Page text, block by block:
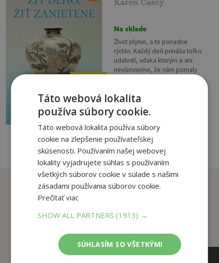
3,95€
Na sklade
Život plynie, a to poriadne
rýchlo. Každý deň prináša toľko
udalostí, vďaka ktorým si ani
nevšimneme, že nám pomaly
pridať do košíka
Zákazníci, ktorí si kúpili
tento titul si tiež kúpili
Táto webová lokalita
používa súbory cookie.
Táto webová lokalita používa súbory
cookie na zlepšenie používateľskej
skúsenosti. Používaním našej webovej
lokality vyjadrujete súhlas s používaním
všetkých súborov cookie v súlade s našimi
zásadami používania súborov cookie.
Prečítať viac
SHOW ALL PARTNERS(1913) →
SÚHLASÍM SO VŠETKÝMI